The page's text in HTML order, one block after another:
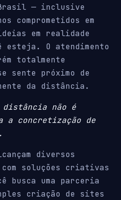
— inclusive
comprometidos em
em realidade
esteja. O atendimento
totalmente
sente próximo de
da distância.
distância não é
a concretização de
diversos
soluções criativas
busca uma parceria
criação de sites